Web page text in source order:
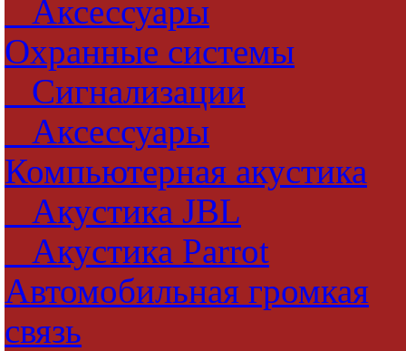
Аксессуары
Охранные системы
Сигнализации
Аксессуары
Компьютерная акустика
Акустика JBL
Акустика Parrot
Автомобильная громкая
связь